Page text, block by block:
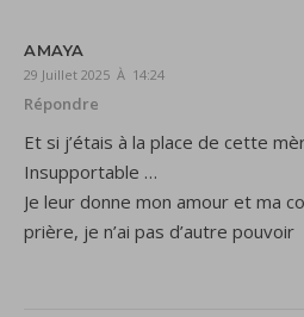
AMAYA
29 Juillet 2025 À 14:24
Répondre
Et si j’étais à la place de cette
Insupportable …
Je leur donne mon amour et ma
prière, je n’ai pas d’autre pouvoir